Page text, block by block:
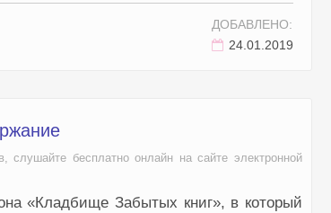
ДОБАВЛЕНО:
24.01.2019
слушайте бесплатно онлайн на сайте электронной
«Кладбище Забытых книг», в который